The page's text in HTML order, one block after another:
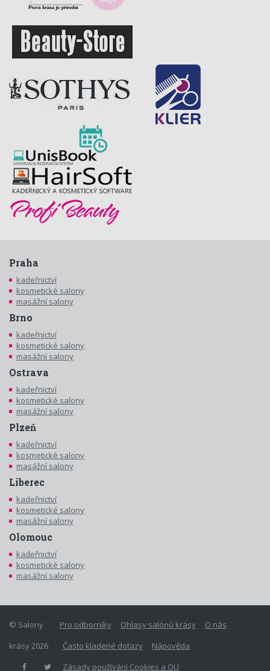
Praha
kadeřnictví
kosmetické salony
masážní salony
Brno
kadeřnictví
kosmetické salony
masážní salony
Ostrava
kadeřnictví
kosmetické salony
masážní salony
Plzeň
kadeřnictví
kosmetické salony
masážní salony
Liberec
kadeřnictví
kosmetické salony
masážní salony
Olomouc
kadeřnictví
kosmetické salony
masážní salony
Pro odborníky Ohlasy salónů krásy
O nás
Často kladené dotazy
Nápověda
Zásady používání Cookies a OU
© Salony
krásy 2026